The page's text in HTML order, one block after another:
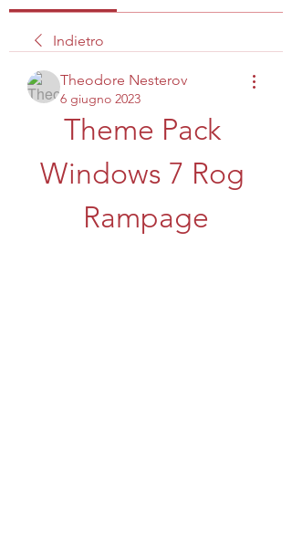
Indietro
Theodore Nesterov
6 giugno 2023
Theme Pack
Windows 7 Rog
Rampage